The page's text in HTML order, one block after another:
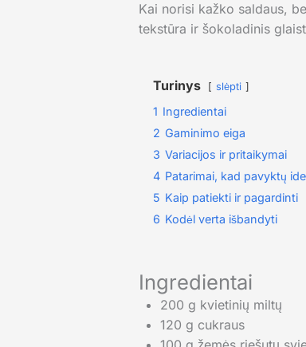
Kai norisi kažko saldaus,
tekstūra ir šokoladinis
Turinys slėpti
1 Ingredientai
2 Gaminimo eiga
3 Variacijos ir pritaikymai
4 Patarimai, kad pavyktų
5 Kaip patiekti ir pagardinti
6 Kodėl verta išbandyti
Ingredientai
200 g kvietinių miltų
120 g cukraus